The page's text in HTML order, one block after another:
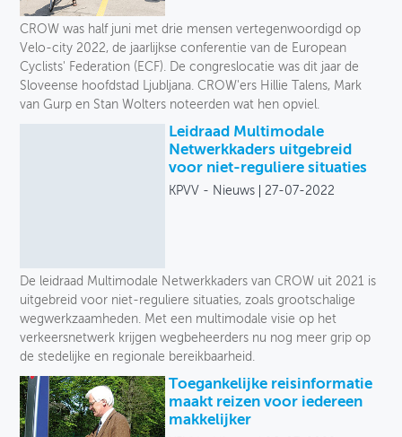
Toegankelijkheid
Verkeersveiligheid
Logistiek
Soort
CROW was half juni met drie mensen vertegenwoordigd op
Velo-city 2022, de jaarlijkse conferentie van de European
Cyclists' Federation (ECF). De congreslocatie was dit jaar de
Sloveense hoofdstad Ljubljana. CROW'ers Hillie Talens, Mark
van Gurp en Stan Wolters noteerden wat hen opviel.
Leidraad Multimodale
Netwerkkaders uitgebreid
voor niet-reguliere situaties
KPVV - Nieuws 27-07-2022
De leidraad Multimodale Netwerkkaders van CROW uit 2021 is
uitgebreid voor niet-reguliere situaties, zoals grootschalige
wegwerkzaamheden. Met een multimodale visie op het
verkeersnetwerk krijgen wegbeheerders nu nog meer grip op
de stedelijke en regionale bereikbaarheid.
Toegankelijke reisinformatie
maakt reizen voor iedereen
makkelijker